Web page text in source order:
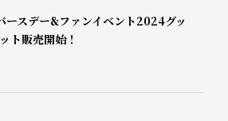
ースデー&ファンイベント2024グッ
ト販売開始！